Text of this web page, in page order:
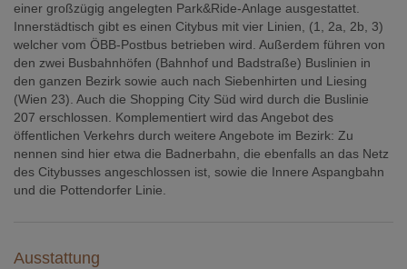
einer großzügig angelegten Park&Ride-Anlage ausgestattet.
Innerstädtisch gibt es einen Citybus mit vier Linien, (1, 2a, 2b, 3)
welcher vom ÖBB-Postbus betrieben wird. Außerdem führen von
den zwei Busbahnhöfen (Bahnhof und Badstraße) Buslinien in
den ganzen Bezirk sowie auch nach Siebenhirten und Liesing
(Wien 23). Auch die Shopping City Süd wird durch die Buslinie
207 erschlossen. Komplementiert wird das Angebot des
öffentlichen Verkehrs durch weitere Angebote im Bezirk: Zu
nennen sind hier etwa die Badnerbahn, die ebenfalls an das Netz
des Citybusses angeschlossen ist, sowie die Innere Aspangbahn
und die Pottendorfer Linie.
Ausstattung